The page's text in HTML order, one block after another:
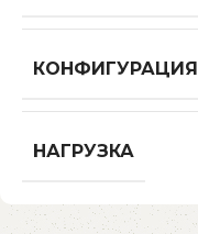
КОНФИГУРАЦИЯ
НАГРУЗКА